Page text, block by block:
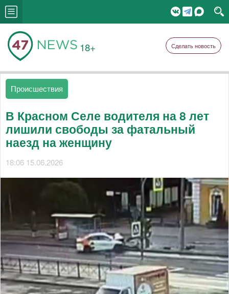
18+ Сделать новость
Происшествия
В Красном Селе водителя на 8 лет
лишили свободы за фатальный
наезд на женщину
18:06 15.06.2026